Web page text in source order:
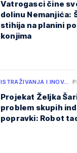
Vatrogasci čine
dolinu Nemanjića:
stihija na planini
konjima
ISTRAŽIVANJA I INOV…
Projekat Željka
problem skupih
popravki: Robot